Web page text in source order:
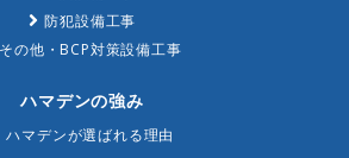
防犯設備工事
その他・BCP対策設備工事
ハマデンの強み
ハマデンが選ばれる理由